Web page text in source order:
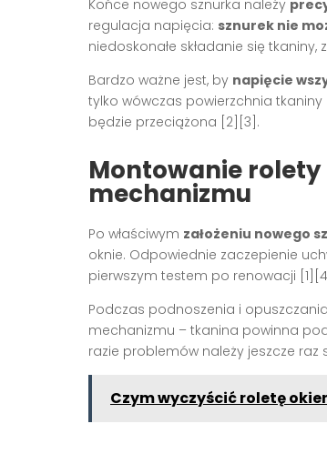
Końce nowego sznurka należy
regulacja napięcia: sznurek nie
niedoskonałe składanie się
Bardzo ważne jest, by napięcie
tylko wówczas powierzchnia
będzie przeciążona [2][3] .
Montowanie
mechanizmu
Po właściwym założeniu nowego
oknie. Odpowiednie zaczepienie
pierwszym testem po renowacji
Podczas podnoszenia i
mechanizmu – tkanina powinna
razie problemów należy jeszcze
Czym wyczyścić roletę